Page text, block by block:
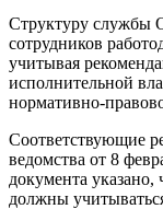
Структуру службы
сотрудников
учитывая
исполнительной
нормативно-
Соответствующие
ведомства от 8
документа
должны